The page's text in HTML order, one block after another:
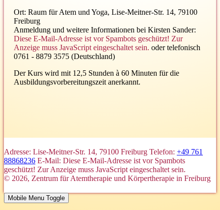
Ort: Raum für Atem und Yoga, Lise-Meitner-Str. 14, 79100
Freiburg
Anmeldung und weitere Informationen bei Kirsten Sander:
Diese E-Mail-Adresse ist vor Spambots geschützt! Zur
Anzeige muss JavaScript eingeschaltet sein. oder telefonisch
0761 - 8879 3575 (Deutschland)
Der Kurs wird mit 12,5 Stunden à 60 Minuten für die
Ausbildungsvorbereitungszeit anerkannt.
Adresse: Lise-Meitner-Str. 14, 79100 Freiburg Telefon: +49 761
88868236 E-Mail: Diese E-Mail-Adresse ist vor Spambots
geschützt! Zur Anzeige muss JavaScript eingeschaltet sein.
© 2026, Zentrum für Atemtherapie und Körpertherapie in Freiburg
Mobile Menu Toggle